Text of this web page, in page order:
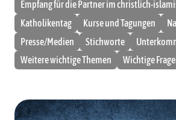
Empfang für die Partner im christlich-
Katholikentag
Kurse und Tagungen
Presse/Medien
Stichworte
Weitere wichtige Themen
Wichtige